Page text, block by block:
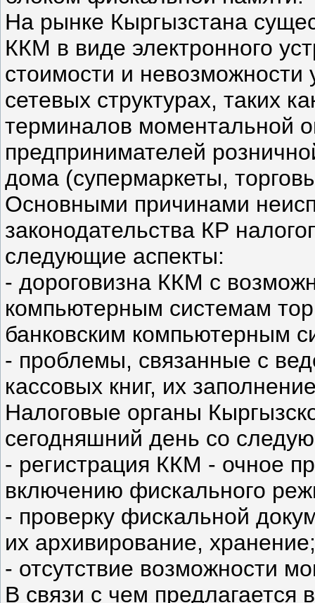
На рынке Кыргызстана
ККМ в виде электронного
стоимости и
сетевых структурах, таких
терминалов моментальной
предпринимателей
дома (супермаркеты,
Основными причинами
законодательства КР
следующие аспекты:
- дороговизна ККМ с
компьютерным системам
банковским компьютерным
- проблемы, связанные с
кассовых книг, их
Налоговые органы
сегодняшний день со
- регистрация ККМ - очное
включению фискального
- проверку фискальной
их архивирование, хранение;
- отсутствие возможности
В связи с чем